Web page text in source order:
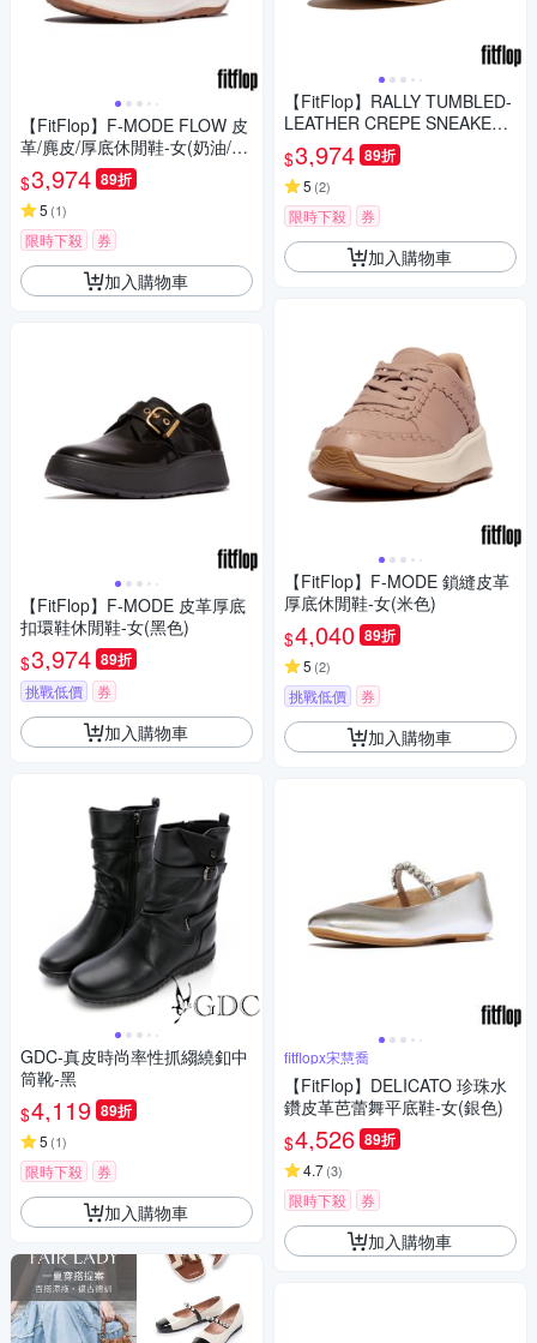
【FitFlop】F-MODE FLOW 皮
革/麂皮/厚底休閒鞋-女(奶油/粉
色)
$3,974 89折
5 (1)
限時下殺 券
加入購物車
【FitFlop】F-MODE 皮革厚底
扣環鞋休閒鞋-女(黑色)
$3,974 89折
挑戰低價 券
加入購物車
GDC-真皮時尚率性抓縐繞釦中
筒靴-黑
$4,119 89折
5 (1)
限時下殺 券
加入購物車
【FitFlop】RALLY TUMBLED-
LEATHER CREPE SNEAKERS
復古繫帶休閒鞋-女(都會白)
$3,974 89折
5 (2)
限時下殺 券
加入購物車
【FitFlop】F-MODE 鎖縫皮革
厚底休閒鞋-女(米色)
$4,040 89折
5 (2)
挑戰低價 券
加入購物車
fitflopx宋慧喬
【FitFlop】DELICATO 珍珠水
鑽皮革芭蕾舞平底鞋-女(銀色)
$4,526 89折
4.7(3)
限時下殺 券
加入購物車